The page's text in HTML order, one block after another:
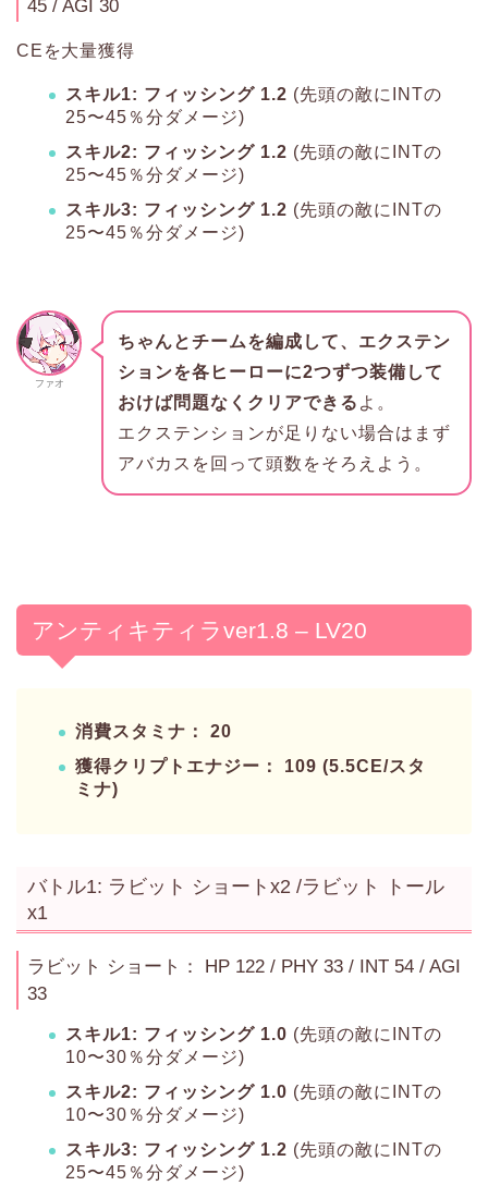
45 / AGI 30
CEを大量獲得
スキル1: フィッシング 1.2 (先頭の敵にINTの
25〜45％分ダメージ)
スキル2: フィッシング 1.2 (先頭の敵にINTの
25〜45％分ダメージ)
スキル3: フィッシング 1.2 (先頭の敵にINTの
25〜45％分ダメージ)
ファオ
ちゃんとチームを編成して、エクステン
ションを各ヒーローに2つずつ装備して
おけば問題なくクリアできる よ。
エクステンションが足りない場合はまず
アバカスを回って頭数をそろえよう。
アンティキティラver1.8 – LV20
消費スタミナ： 20
獲得クリプトエナジー： 109 (5.5CE/スタ
ミナ)
バトル1: ラビット ショートx2 /ラビット トール
x1
ラビット ショート： HP 122 / PHY 33 / INT 54 / AGI
33
スキル1: フィッシング 1.0 (先頭の敵にINTの
10〜30％分ダメージ)
スキル2: フィッシング 1.0 (先頭の敵にINTの
10〜30％分ダメージ)
スキル3: フィッシング 1.2 (先頭の敵にINTの
25〜45％分ダメージ)